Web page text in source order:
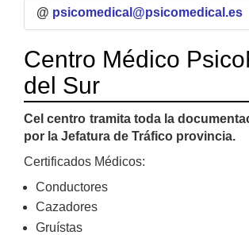
@ psicomedical@psicomedical.es
Centro Médico
del Sur
Cel centro tramita toda la
por la Jefatura de Tráfico provincia.
Certificados Médicos:
Conductores
Cazadores
Gruístas